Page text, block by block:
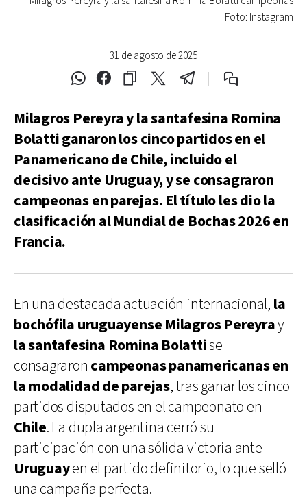
31 de agosto de 2025
Foto: Instagram
Milagros Pereyra y la santafesina Romina
Bolatti ganaron los cinco partidos en el
Panamericano de Chile, incluido el
decisivo ante Uruguay, y se consagraron
campeonas en parejas. El título les dio la
clasificación al Mundial de Bochas 2026 en
Francia.
En una destacada actuación internacional, la
bochófila uruguayense Milagros Pereyray
la santafesina Romina Bolattise
consagraron campeonas panamericanas en
la modalidad de parejas, tras ganar los cinco
partidos disputados en el campeonato en
Chile. La dupla argentina cerró su
participación con una sólida victoria ante
Uruguayen el partido definitorio, lo que selló
una campaña perfecta.